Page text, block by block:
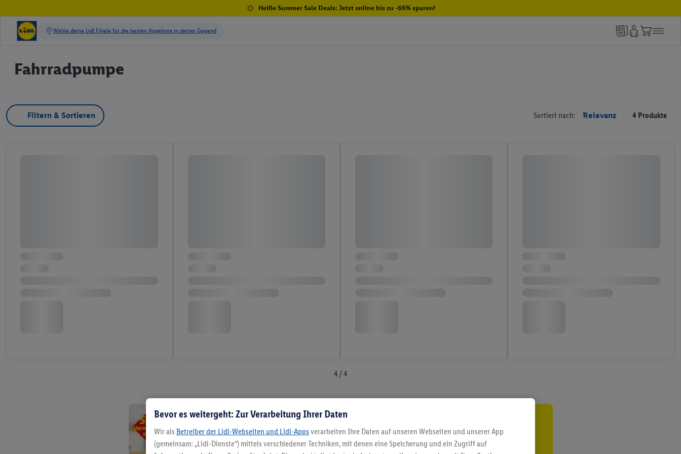
Heiße Summer Sale Deals: Jetzt online bis zu -66% sparen!
Fahrradpumpe
Filtern & Sortieren Sortiert nach: Relevanz 4 Produkte
4 / 4
5.95 € Versand sparen³²ᵃ
Jetzt zum Newsletter anmelden
Bevor es weitergeht: Zur Verarbeitung Ihrer Daten
Wir als Betreiber der Lidl-Webseiten und Lidl-Apps verarbeiten Ihre Daten auf unseren Webseiten und unserer App
(gemeinsam: „Lidl-Dienste“) mittels verschiedener Techniken, mit denen eine Speicherung und ein Zugriff auf